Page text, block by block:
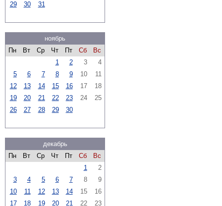
29
30 31
ноябрь
Пн
Вт Ср Чт Пт Сб
Вс
1
2 3
4
5
6 7 8 9 10
11
12
13 14 15 16 17
18
19
20 21 22 23 24
25
26
27 28 29 30
декабрь
Пн
Вт Ср Чт Пт Сб
Вс
1
2
3
4 5 6 7 8
9
10
11 12 13 14 15
16
17
18 19 20 21 22 23